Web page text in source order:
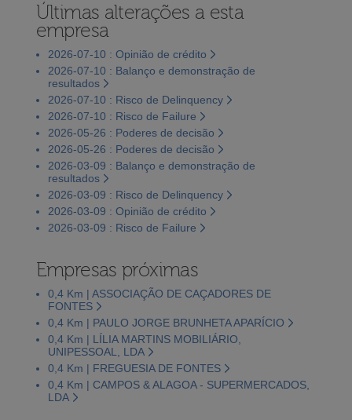
Últimas alterações a esta
empresa
2026-07-10 : Opinião de crédito
2026-07-10 : Balanço e demonstração de
resultados
2026-07-10 : Risco de Delinquency
2026-07-10 : Risco de Failure
2026-05-26 : Poderes de decisão
2026-05-26 : Poderes de decisão
2026-03-09 : Balanço e demonstração de
resultados
2026-03-09 : Risco de Delinquency
2026-03-09 : Opinião de crédito
2026-03-09 : Risco de Failure
Empresas próximas
0,4 Km | ASSOCIAÇÃO DE CAÇADORES DE
FONTES
0,4 Km | PAULO JORGE BRUNHETA APARÍCIO
0,4 Km | LÍLIA MARTINS MOBILIÁRIO,
UNIPESSOAL, LDA
0,4 Km | FREGUESIA DE FONTES
0,4 Km | CAMPOS & ALAGOA - SUPERMERCADOS,
LDA